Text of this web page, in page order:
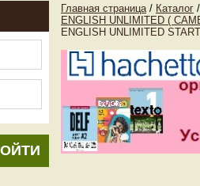
Главная страница / Каталог /
ENGLISH UNLIMITED (
ENGLISH UNLIMITED